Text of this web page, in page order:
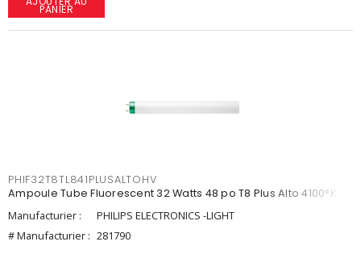
PANIER
PHIF32T8TL841PLUSALTOHV
Ampoule Tube Fluorescent 32 Watts 48 po T8 Plus Alto 4100°K
Manufacturier :
PHILIPS ELECTRONICS -LIGHT
# Manufacturier : 281790